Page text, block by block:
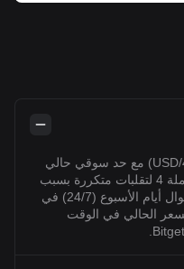
السعر المباشر لعملة 4 هو $0 لكل (4/USD) مع حد سوقي حالي
قدره $4,012.09 USD. تشهد قيمة عملة 4 لتقلبات متكررة بسبب
النشاط المستمر على مدار الساعة طوال أيام الأسبوع (24/7) في
الحالي في الوقت